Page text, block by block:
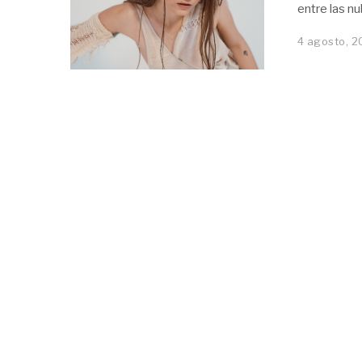
entre las
4 agosto,